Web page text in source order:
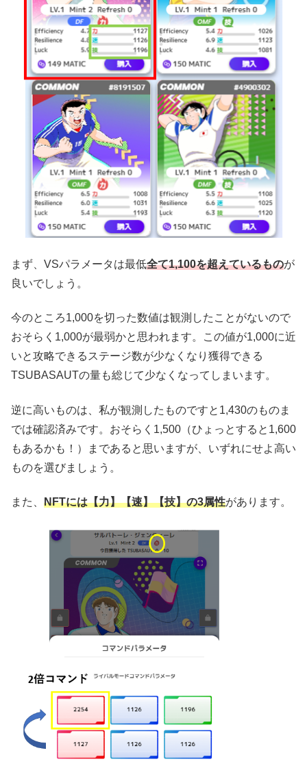
まず、VSパラメータは最低全て1,100を超えているものが
良いでしょう。
今のところ1,000を切った数値は観測したことがないので
おそらく1,000が最弱かと思われます。この値が1,000に近
いと攻略できるステージ数が少なくなり獲得できる
TSUBASAUTの量も総じて少なくなってしまいます。
逆に高いものは、私が観測したものですと1,430のものま
では確認済みです。おそらく1,500（ひょっとすると1,600
もあるかも！）まであると思いますが、いずれにせよ高い
ものを選びましょう。
また、 NFTには【力】【速】【技】の3属性があります。